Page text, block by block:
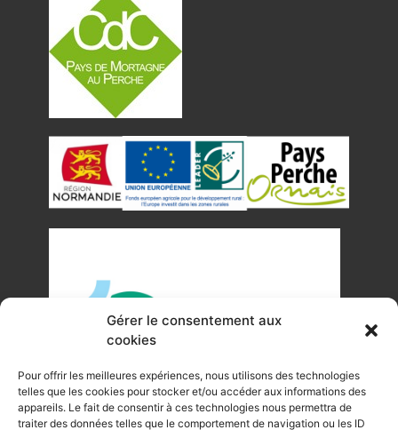
Gérer le consentement aux
cookies
Pour offrir les meilleures expériences, nous utilisons des technologies
telles que les cookies pour stocker et/ou accéder aux informations des
appareils. Le fait de consentir à ces technologies nous permettra de
traiter des données telles que le comportement de navigation ou les ID